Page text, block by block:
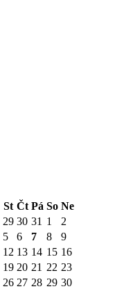
St Čt Pá So Ne
29 30 31 1
2
5 6 7 8
9
12 13 14 15 16
19 20 21 22 23
26 27 28 29 30